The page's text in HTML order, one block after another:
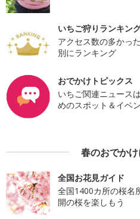
いちご狩りランキン
アクセス数の多かっ
別にランキング
おでかけトピックス
いちご関連ニュース
めのスポット＆イベ
春のおでか
全国お花見ガイド
全国1400カ所の桜名
開の桜を楽しもう